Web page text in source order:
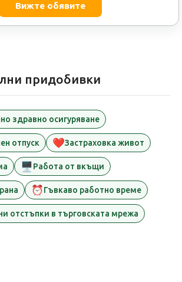
Вижте обявите
придобивки
здравно осигуряване
отпуск ❤️Застраховка живот
🖥️Работа от вкъщи
⏰Гъвкаво работно време
отстъпки в търговската мрежа